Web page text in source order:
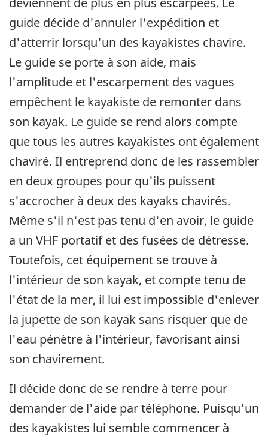
guide décide d'annuler l'expédition et
d'atterrir lorsqu'un des kayakistes chavire.
Le guide se porte à son aide, mais
l'amplitude et l'escarpement des vagues
empêchent le kayakiste de remonter dans
son kayak. Le guide se rend alors compte
que tous les autres kayakistes ont également
chaviré. Il entreprend donc de les rassembler
en deux groupes pour qu'ils puissent
s'accrocher à deux des kayaks chavirés.
Même s'il n'est pas tenu d'en avoir, le guide
a un VHF portatif et des fusées de détresse.
Toutefois, cet équipement se trouve à
l'intérieur de son kayak, et compte tenu de
l'état de la mer, il lui est impossible d'enlever
la jupette de son kayak sans risquer que de
l'eau pénètre à l'intérieur, favorisant ainsi
son chavirement.
Il décide donc de se rendre à terre pour
demander de l'aide par téléphone. Puisqu'un
des kayakistes lui semble commencer à